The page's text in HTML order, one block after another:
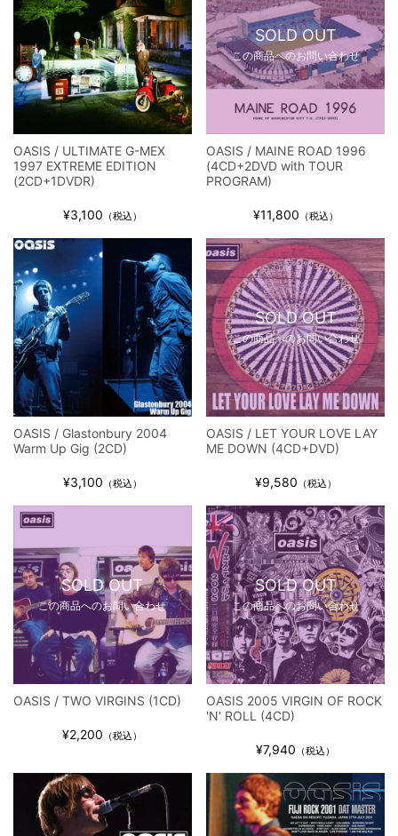
OASIS / ULTIMATE G-MEX
1997 EXTREME EDITION
(2CD+1DVDR)
¥3,100 （税込）
SOLD OUT
この商品へのお問い合わせ
OASIS / MAINE ROAD 1996
(4CD+2DVD with TOUR
PROGRAM)
¥11,800 （税込）
OASIS / Glastonbury 2004
Warm Up Gig (2CD)
¥3,100 （税込）
SOLD OUT
この商品へのお問い合わせ
OASIS / LET YOUR LOVE LAY
ME DOWN (4CD+DVD)
¥9,580 （税込）
SOLD OUT
この商品へのお問い合わせ
OASIS / TWO VIRGINS (1CD)
¥2,200 （税込）
SOLD OUT
この商品へのお問い合わせ
OASIS 2005 VIRGIN OF ROCK
'N' ROLL (4CD)
¥7,940 （税込）